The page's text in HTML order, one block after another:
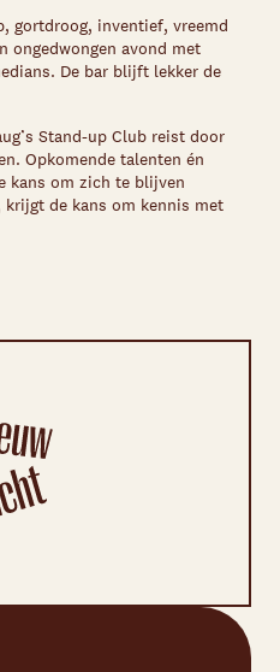
gortdroog, inventief, vreemd
ongedwongen avond met
De bar blijft lekker de
Stand-up Club reist door
Opkomende talenten én
kans om zich te blijven
de kans om kennis met